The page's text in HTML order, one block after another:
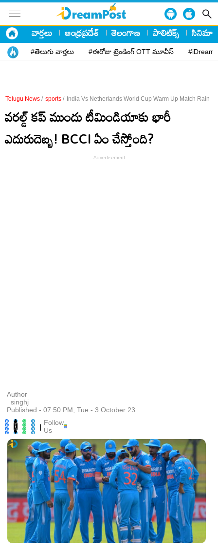
వార్తలు ఆంధ్రప్రదేశ్ తెలంగాణ పాలిటిక్స్ సినిమా
#తెలుగు వార్తలు #ఈరోజు ట్రెండింగ్ OTT మూవీస్
Telugu News / sports / India Vs Netherlands World Cup Warm Up Match Rain
వరల్డ్‌ కప్‌ ముందు టీమిండియాకు భారీ
ఎదురుదెబ్బ! BCCI ఏం చేస్తోంది?
Author
singhj
Published - 07:50 PM, Tue - 3 October 23
| Follow
Us